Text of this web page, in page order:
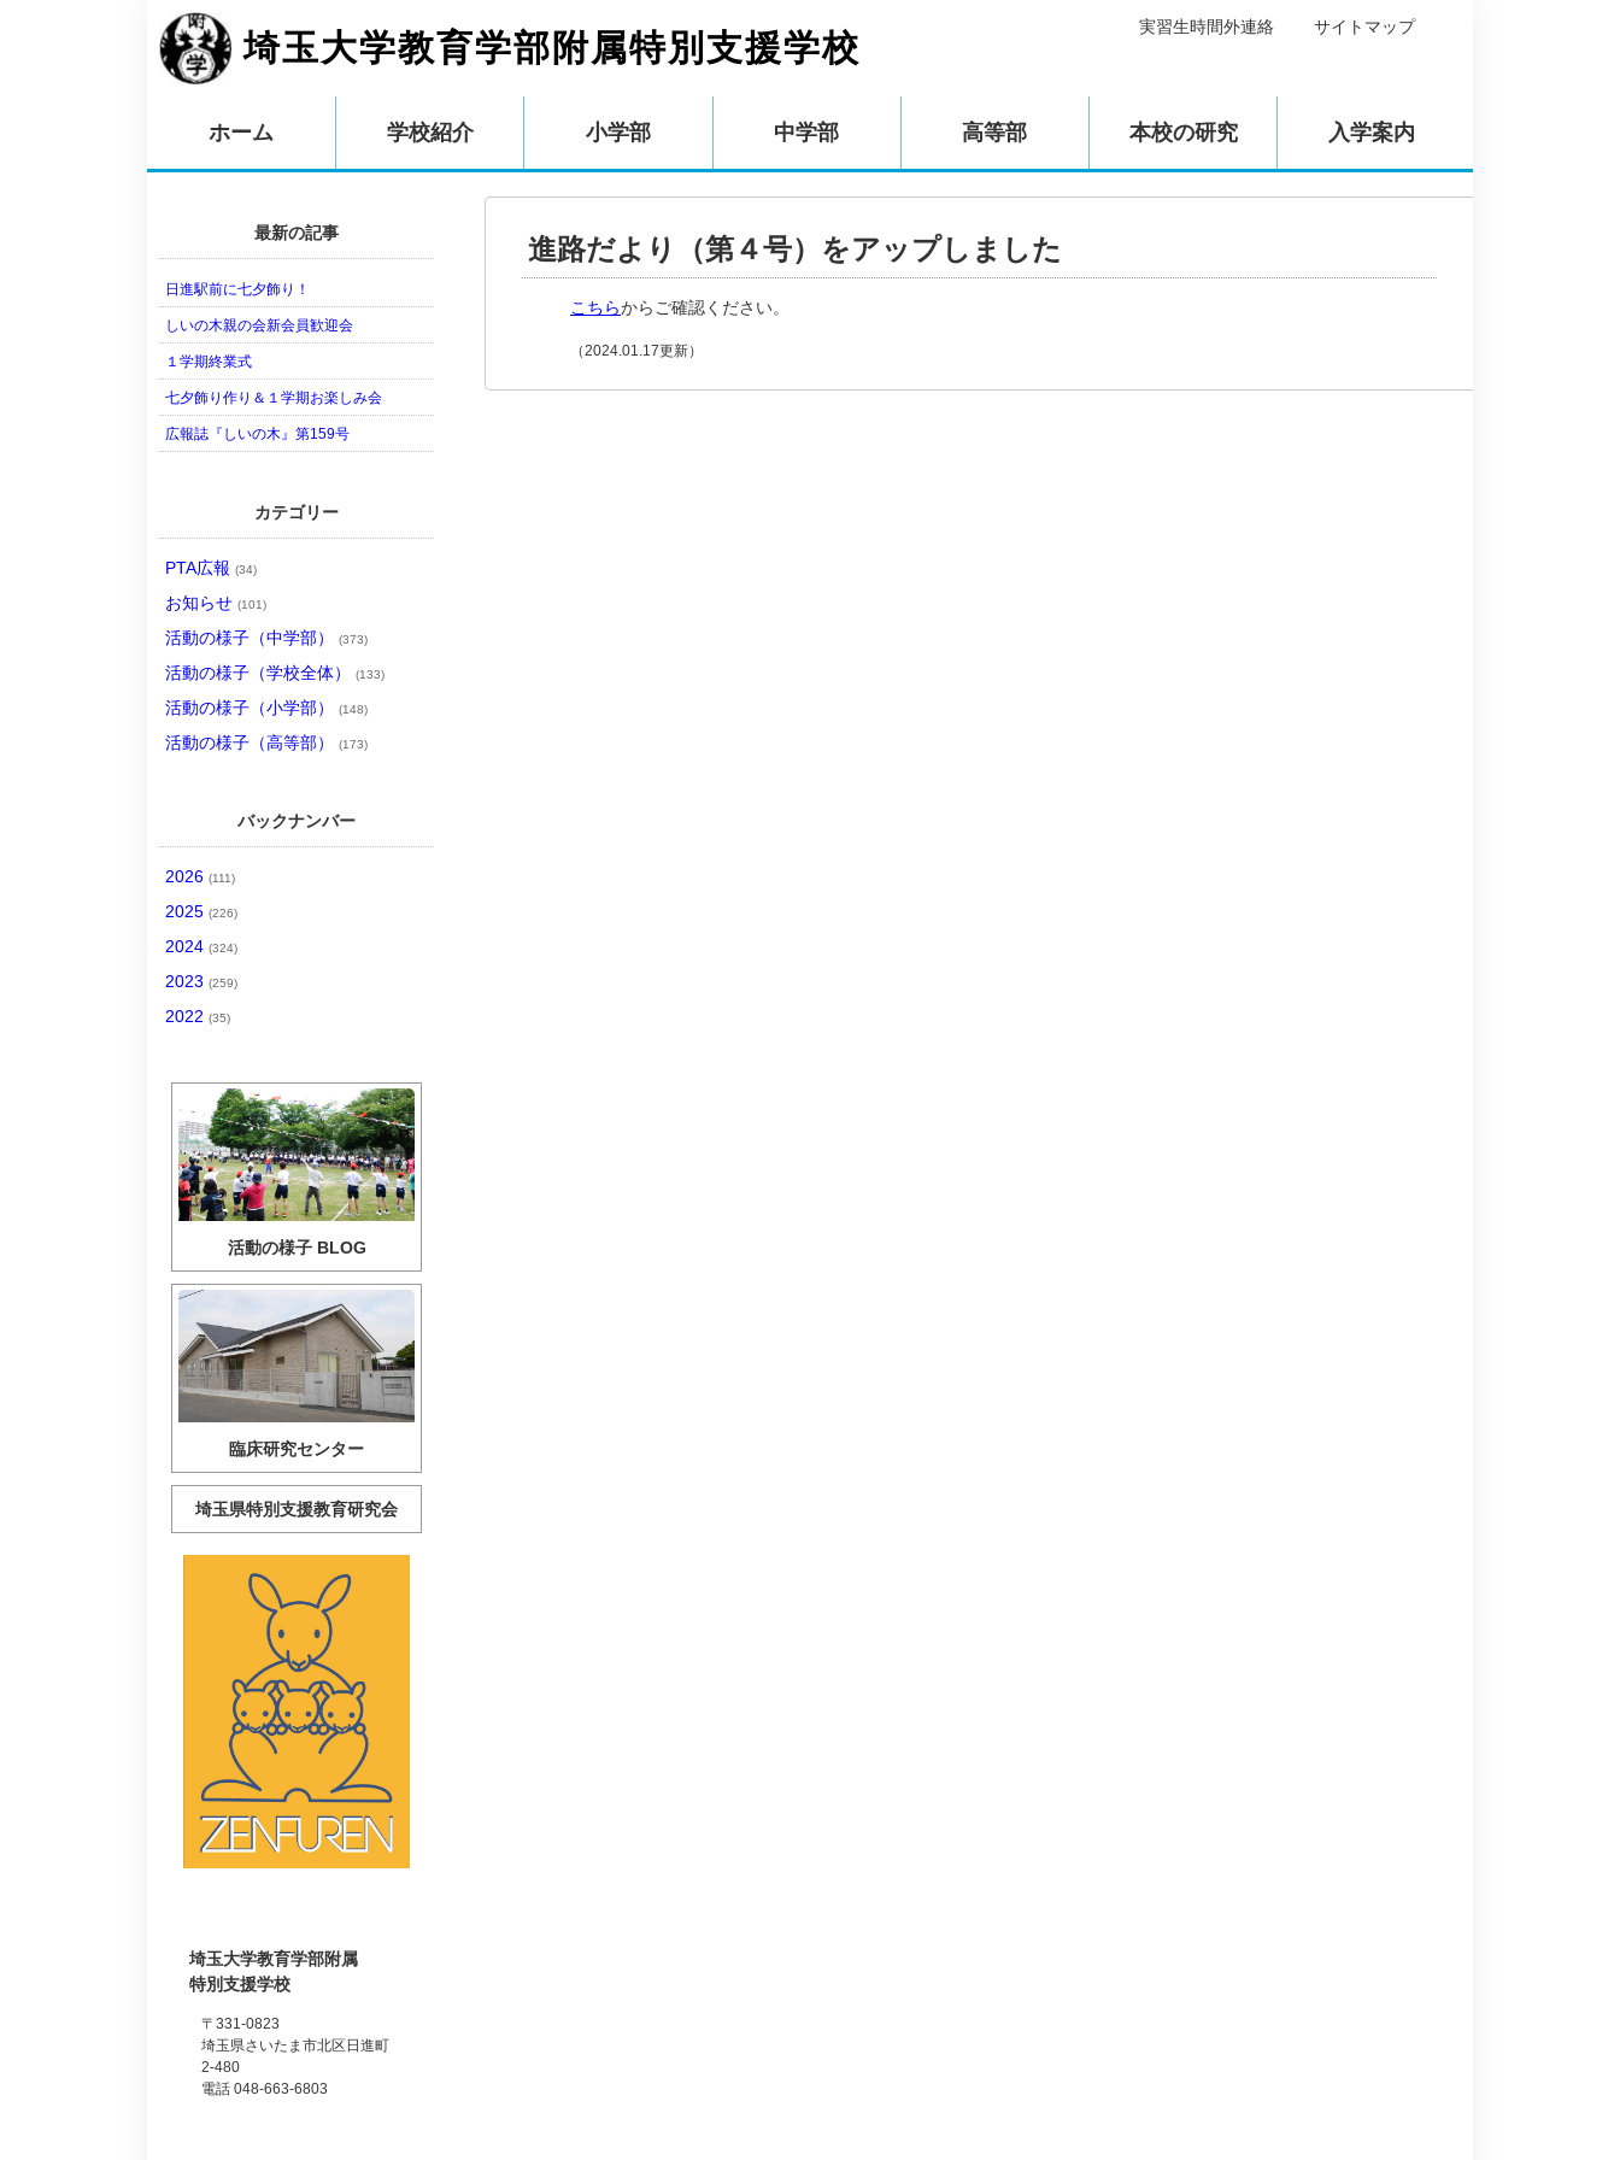
埼玉大学教育学部附属特別支援学校
実習生時間外連絡 サイトマップ
ホーム 学校紹介 小学部 中学部 高等部 本校の研究 入学案内
進路だより（第４号）をアップしました
こちらからご確認ください。
（2024.01.17更新）
最新の記事
日進駅前に七夕飾り！
しいの木親の会新会員歓迎会
１学期終業式
七夕飾り作り＆１学期お楽しみ会
広報誌『しいの木』第159号
カテゴリー
PTA広報 (34)
お知らせ (101)
活動の様子（中学部） (373)
活動の様子（学校全体） (133)
活動の様子（小学部） (148)
活動の様子（高等部） (173)
バックナンバー
2026 (111)
2025 (226)
2024 (324)
2023 (259)
2022 (35)
活動の様子 BLOG
臨床研究センター
埼玉県特別支援教育研究会
埼玉大学教育学部附属
特別支援学校
〒331-0823
埼玉県さいたま市北区日進町
2-480
電話 048-663-6803